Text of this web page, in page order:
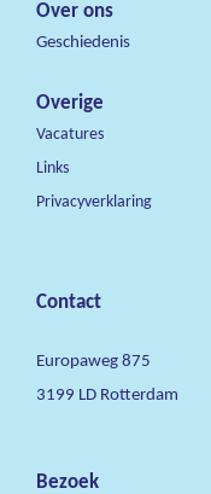
Over ons
Geschiedenis
Overige
Vacatures
Links
Privacyverklaring
Contact
Europaweg 875
3199 LD Rotterdam
Bezoek